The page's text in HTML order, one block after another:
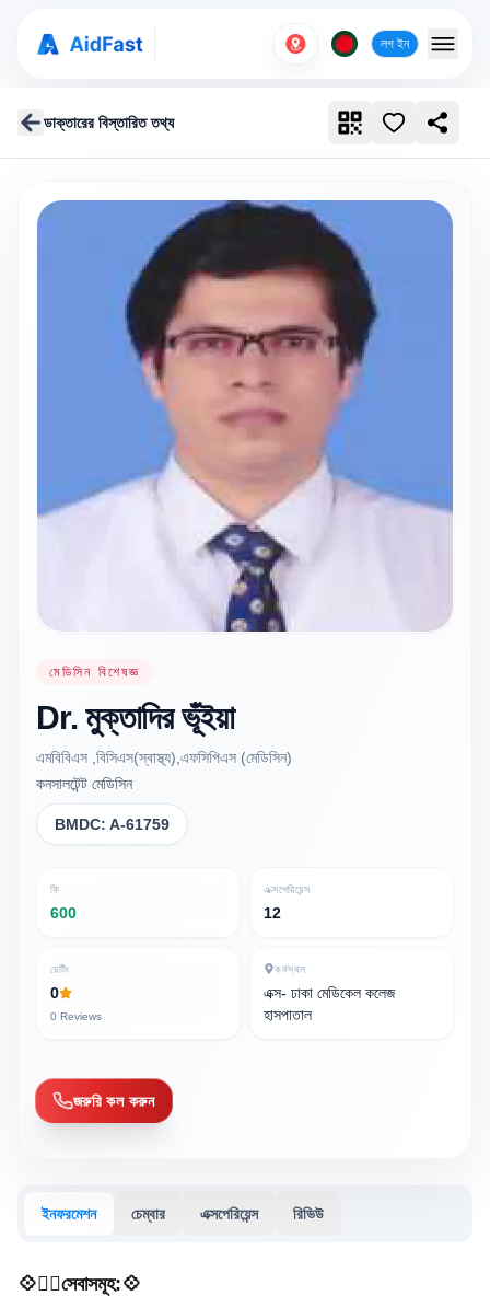
লগ ইন
ডাক্তারের বিস্তারিত তথ্য
মেডিসিন বিশেষজ্ঞ
Dr. মুক্তাদির ভূঁইয়া
এমবিবিএস ,বিসিএস(স্বাস্থ্য),এফসিপিএস (মেডিসিন)
কনসালটেন্ট মেডিসিন
BMDC: A-61759
ফি
600
এক্সপেরিয়েন্স
12
রেটিং
0
0 Reviews
কর্মস্থল
এক্স- ঢাকা মেডিকেল কলেজ
হাসপাতাল
জরুরি কল করুন
ইনফরমেশন চেম্বার এক্সপেরিয়েন্স রিভিউ
💠🧑‍⚕️সেবাসমূহ:💠